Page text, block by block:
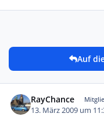
Auf
RayChance
13. März 2009 um